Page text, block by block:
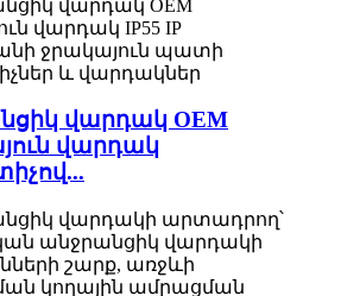
վարդակ OEM
վարդակ